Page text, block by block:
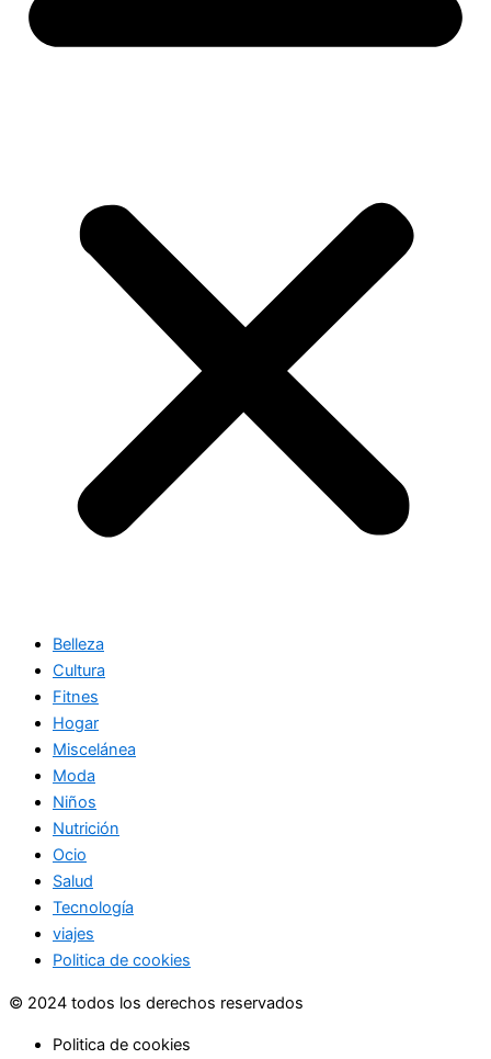
Belleza
Cultura
Fitnes
Hogar
Miscelánea
Moda
Niños
Nutrición
Ocio
Salud
Tecnología
viajes
Politica de cookies
© 2024 todos los derechos reservados
Politica de cookies